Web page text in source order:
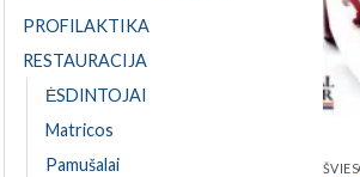
PROFILAKTIKA
RESTAURACIJA
ĖSDINTOJAI
Matricos
Pamušalai